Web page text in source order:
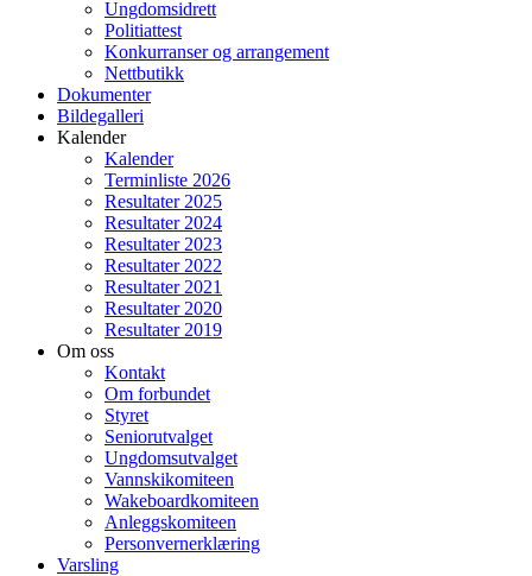
Ungdomsidrett
Politiattest
Konkurranser og arrangement
Nettbutikk
Dokumenter
Bildegalleri
Kalender
Kalender
Terminliste 2026
Resultater 2025
Resultater 2024
Resultater 2023
Resultater 2022
Resultater 2021
Resultater 2020
Resultater 2019
Om oss
Kontakt
Om forbundet
Styret
Seniorutvalget
Ungdomsutvalget
Vannskikomiteen
Wakeboardkomiteen
Anleggskomiteen
Personvernerklæring
Varsling